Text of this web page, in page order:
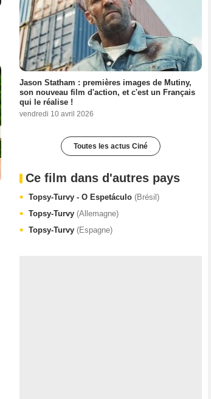
Jason Statham : premières images de Mutiny,
son nouveau film d'action, et c'est un Français
qui le réalise !
vendredi 10 avril 2026
Toutes les actus Ciné
Ce film dans d'autres pays
Topsy-Turvy - O Espetáculo (Brésil)
Topsy-Turvy (Allemagne)
Topsy-Turvy (Espagne)